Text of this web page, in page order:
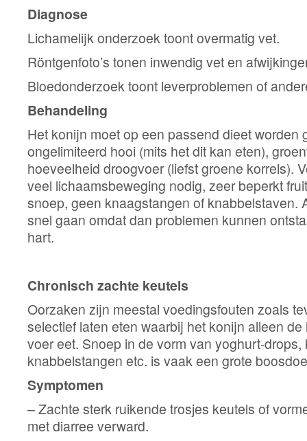
Diagnose
Lichamelijk onderzoek toont overmatig vet.
Röntgenfoto’s tonen inwendig vet en
Bloedonderzoek toont leverproblemen of
Behandeling
Het konijn moet op een passend dieet worden
ongelimiteerd hooi (mits het dit kan eten),
hoeveelheid droogvoer (liefst groene korrels).
veel lichaamsbeweging nodig, zeer beperkt
snoep, geen knaagstangen of knabbelstaven.
snel gaan omdat dan problemen kunnen
hart.
Chronisch zachte keutels
Oorzaken zijn meestal voedingsfouten zoals
selectief laten eten waarbij het konijn alleen
voer eet. Snoep in de vorm van yoghurt-drops,
knabbelstangen etc. is vaak een grote
Symptomen
– Zachte sterk ruikende trosjes keutels of
met diarree verward.